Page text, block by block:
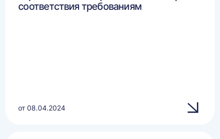
соответствия требованиям
от 08.04.2024